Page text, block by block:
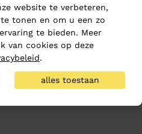
website te verbeteren,
tonen en om u een zo
te bieden. Meer
van cookies op deze
.
alles toestaan